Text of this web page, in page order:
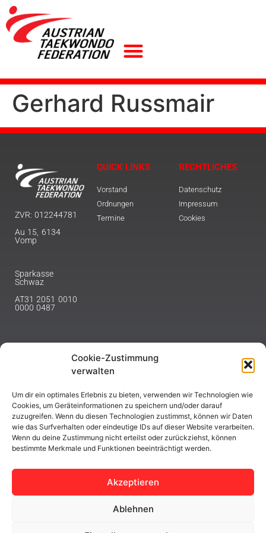
Cookie-Zustimmung
verwalten
Um dir ein optimales Erlebnis zu bieten, verwenden wir Technologien wie
Cookies, um Geräteinformationen zu speichern und/oder darauf
zuzugreifen. Wenn du diesen Technologien zustimmst, können wir Daten
wie das Surfverhalten oder eindeutige IDs auf dieser Website verarbeiten.
Wenn du deine Zustimmung nicht erteilst oder zurückziehst, können
bestimmte Merkmale und Funktionen beeinträchtigt werden.
Akzeptieren
Ablehnen
Gerhard Russmair
ZVR: 012244781
Au 15, 6134
Vomp
Sparkasse
Schwaz
AT31 2051 0010
0000 0487
QUICK LINKS
Vorstand
Ordnungen
Termine
RECHTLICHES
Datenschutz
Impressum
Cookies
ABONNIEREN